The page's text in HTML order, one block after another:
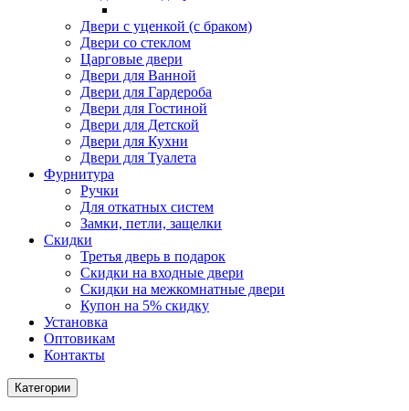
Двери с уценкой (с браком)
Двери со стеклом
Царговые двери
Двери для Ванной
Двери для Гардероба
Двери для Гостиной
Двери для Детской
Двери для Кухни
Двери для Туалета
Фурнитура
Ручки
Для откатных систем
Замки, петли, защелки
Скидки
Третья дверь в подарок
Скидки на входные двери
Скидки на межкомнатные двери
Купон на 5% скидку
Установка
Оптовикам
Контакты
Категории